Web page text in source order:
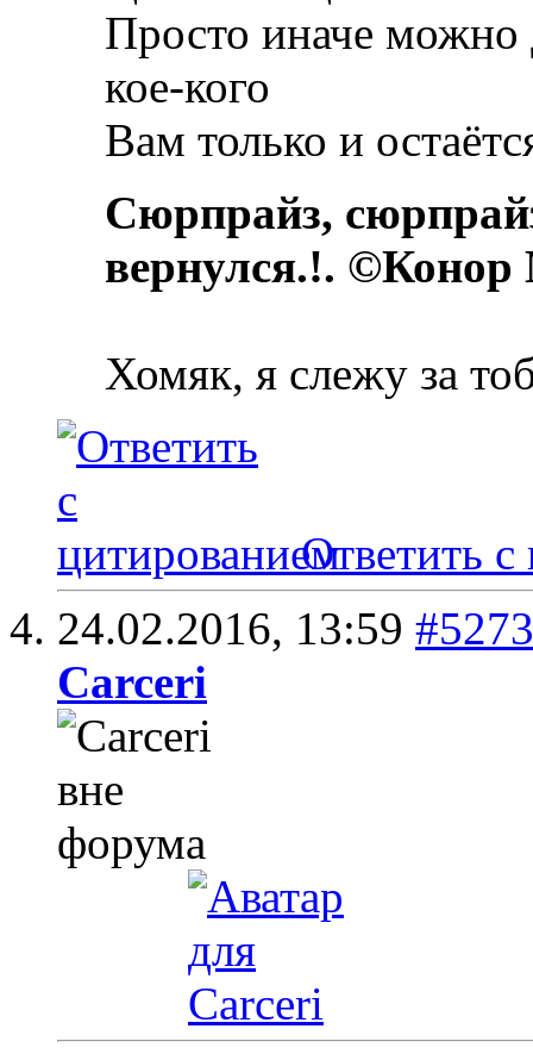
Просто иначе
кое-кого
Вам только и
Сюрпрайз,
вернулся.!.
Хомяк, я слежу за
Ответить с
24.02.2016, 13:59 #5273
Carceri